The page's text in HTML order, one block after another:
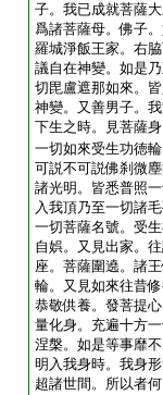
子。我已成就菩薩
爲諸菩薩母。佛子
羅城淨飯王家。右
議自在神變。如是
切毘盧遮那如來。
神變。又善男子。
下生之時。見菩薩
一切如來受生功徳
可説不可説佛刹微
諸光明。皆悉普照
入我頂乃至一切諸
一切菩薩名號。受
自娯。又見出家。
座。菩薩圍遶。諸
輪。又見如來往昔
恭敬供養。發菩提
量化身。充遍十方
涅槃。如是等事靡
明入我身時。我身
超諸世間。所以者